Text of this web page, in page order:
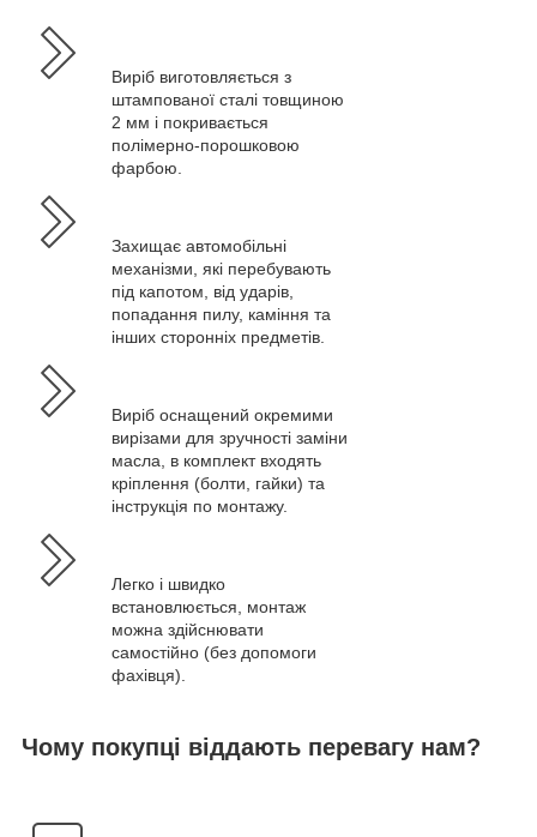
Виріб виготовляється з
штампованої сталі товщиною
2 мм і покривається
полімерно-порошковою
фарбою.
Захищає автомобільні
механізми, які перебувають
під капотом, від ударів,
попадання пилу, каміння та
інших сторонніх предметів.
Виріб оснащений окремими
вирізами для зручності заміни
масла, в комплект входять
кріплення (болти, гайки) та
інструкція по монтажу.
Легко і швидко
встановлюється, монтаж
можна здійснювати
самостійно (без допомоги
фахівця).
Чому покупці віддають перевагу нам?